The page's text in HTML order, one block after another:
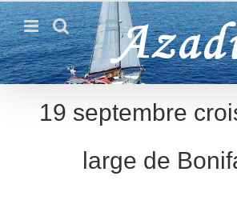
Passer
au
contenu
19 septembre
large de